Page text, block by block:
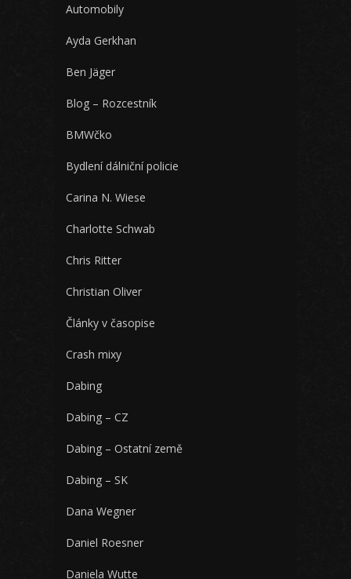
Automobily
Ayda Gerkhan
Ben Jäger
Blog – Rozcestník
BMWčko
Bydlení dálniční policie
Carina N. Wiese
Charlotte Schwab
Chris Ritter
Christian Oliver
Články v časopise
Crash mixy
Dabing
Dabing – CZ
Dabing – Ostatní země
Dabing – SK
Dana Wegner
Daniel Roesner
Daniela Wutte